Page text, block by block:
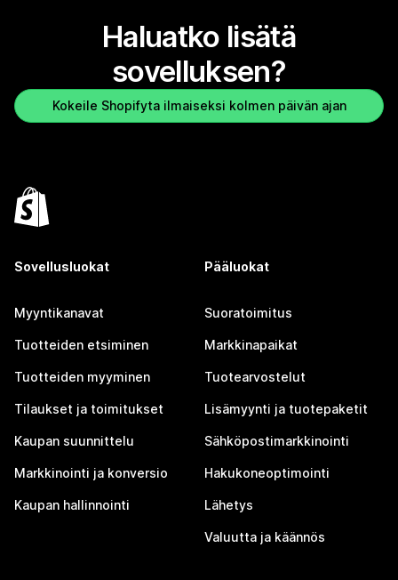
Haluatko lisätä
sovelluksen?
Kokeile Shopifyta ilmaiseksi kolmen päivän ajan
Sovellusluokat
Myyntikanavat
Tuotteiden etsiminen
Tuotteiden myyminen
Tilaukset ja toimitukset
Kaupan suunnittelu
Markkinointi ja konversio
Kaupan hallinnointi
Pääluokat
Suoratoimitus
Markkinapaikat
Tuotearvostelut
Lisämyynti ja tuotepaketit
Sähköpostimarkkinointi
Hakukoneoptimointi
Lähetys
Valuutta ja käännös